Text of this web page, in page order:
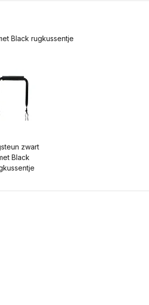
Black rugkussentje
zwart
Black